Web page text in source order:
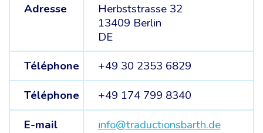
Adresse
Herbststrasse 32
13409 Berlin
DE
Téléphone
+49 30 2353 6829
Téléphone
+49 174 799 8340
E-mail
info@traductionsbarth.de